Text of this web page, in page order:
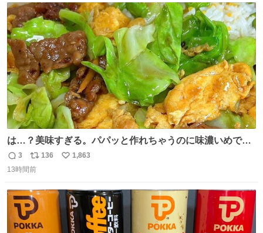
ト
数
数
は…？美味すぎる。パパッと作れちゃうのに味濃いめで満
足感エグいの天才だろ🥹
返
信
3
リ
ポ
ト
数
136
い
数
1,863
13時間前